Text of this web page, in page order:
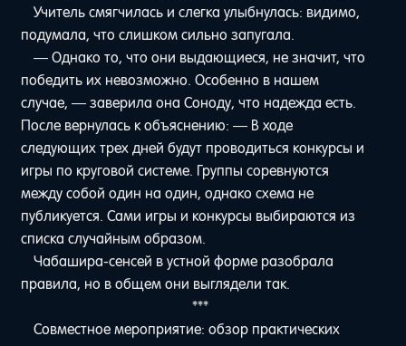
Учитель смягчилась и слегка улыбнулась: видимо,
подумала, что слишком сильно запугала.
— Однако то, что они выдающиеся, не значит, что
победить их невозможно. Особенно в нашем
случае, — заверила она Соноду, что надежда есть.
После вернулась к объяснению: — В ходе
следующих трех дней будут проводиться конкурсы и
игры по круговой системе. Группы соревнуются
между собой один на один, однако схема не
публикуется. Сами игры и конкурсы выбираются из
списка случайным образом.
Чабашира-сенсей в устной форме разобрала
правила, но в общем они выглядели так.
***
Совместное мероприятие: обзор практических